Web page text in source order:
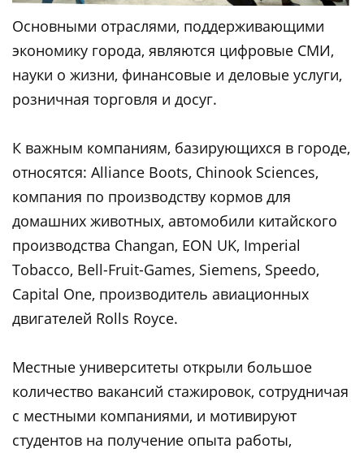
Основными отраслями, поддерживающими
экономику города, являются цифровые СМИ,
науки о жизни, финансовые и деловые услуги,
розничная торговля и досуг.
К важным компаниям, базирующихся в городе,
относятся: Alliance Boots, Chinook Sciences,
компания по производству кормов для
домашних животных, автомобили китайского
производства Changan, EON UK, Imperial
Tobacco, Bell-Fruit-Games, Siemens, Speedo,
Capital One, производитель авиационных
двигателей Rolls Royce.
Местные университеты открыли большое
количество вакансий стажировок, сотрудничая
с местными компаниями, и мотивируют
студентов на получение опыта работы,